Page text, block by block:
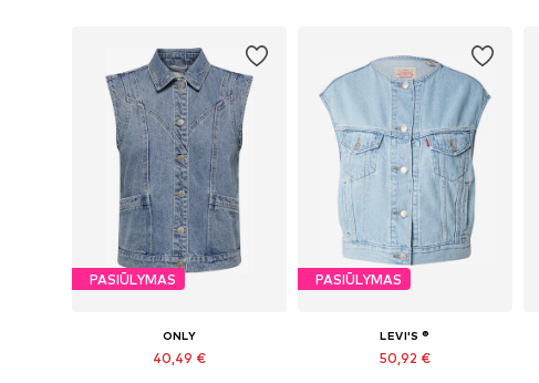
PASIŪLYMAS
ONLY
40,49 €
PASIŪLYMAS
LEVI'S ®
50,92 €